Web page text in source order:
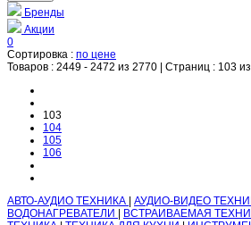
Бренды
Акции
0
Сортировка : по цене
Товаров : 2449 - 2472 из 2770 Страниц : 103
103
104
105
106
АВТО-АУДИО ТЕХНИКА АУДИО-ВИДЕО
ВОДОНАГРЕВАТЕЛИ
ВСТРАИВАЕМАЯ